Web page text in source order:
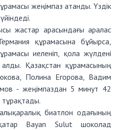
жеңімпаз атанды. Үздік
жастар арасындағы аралас
құрамасына бұйырса,
иеленіп, қола жүлдені
Қазақстан құрамасының
Полина Егорова, Вадим
- жеңімпаздан 5 минут 42
биатлон одағының
Bayan Sulut шоколад